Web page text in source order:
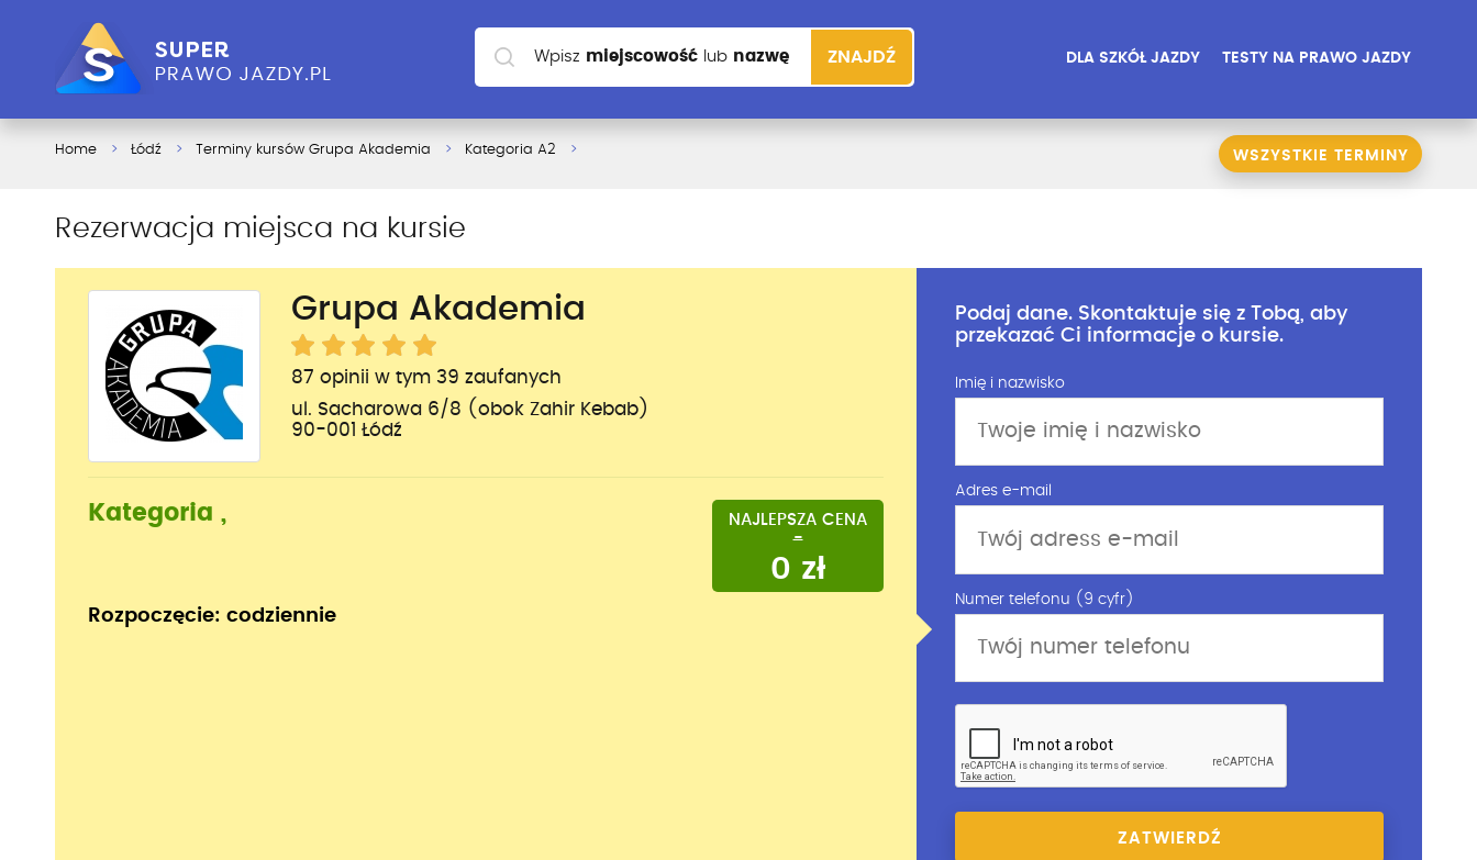
DLA SZKÓŁ JAZDY TESTY NA PRAWO JAZDY
Wpisz miejscowość lub nazwę
szkoły
ZNAJDŹ
WSZYSTKIE TERMINY
Home Łódź Terminy kursów Grupa Akademia Kategoria A2
Rezerwacja miejsca na kursie
Grupa Akademia
87 opinii w tym 39 zaufanych
ul. Sacharowa 6/8 (obok Zahir Kebab)
90-001 Łódź
NAJLEPSZA CENA
-
0 zł
Kategoria ,
Rozpoczęcie: codziennie
Podaj dane. Skontaktuje się z Tobą, aby
przekazać Ci informacje o kursie.
Imię i nazwisko
Adres e-mail
Numer telefonu (9 cyfr)
ZATWIERDŹ